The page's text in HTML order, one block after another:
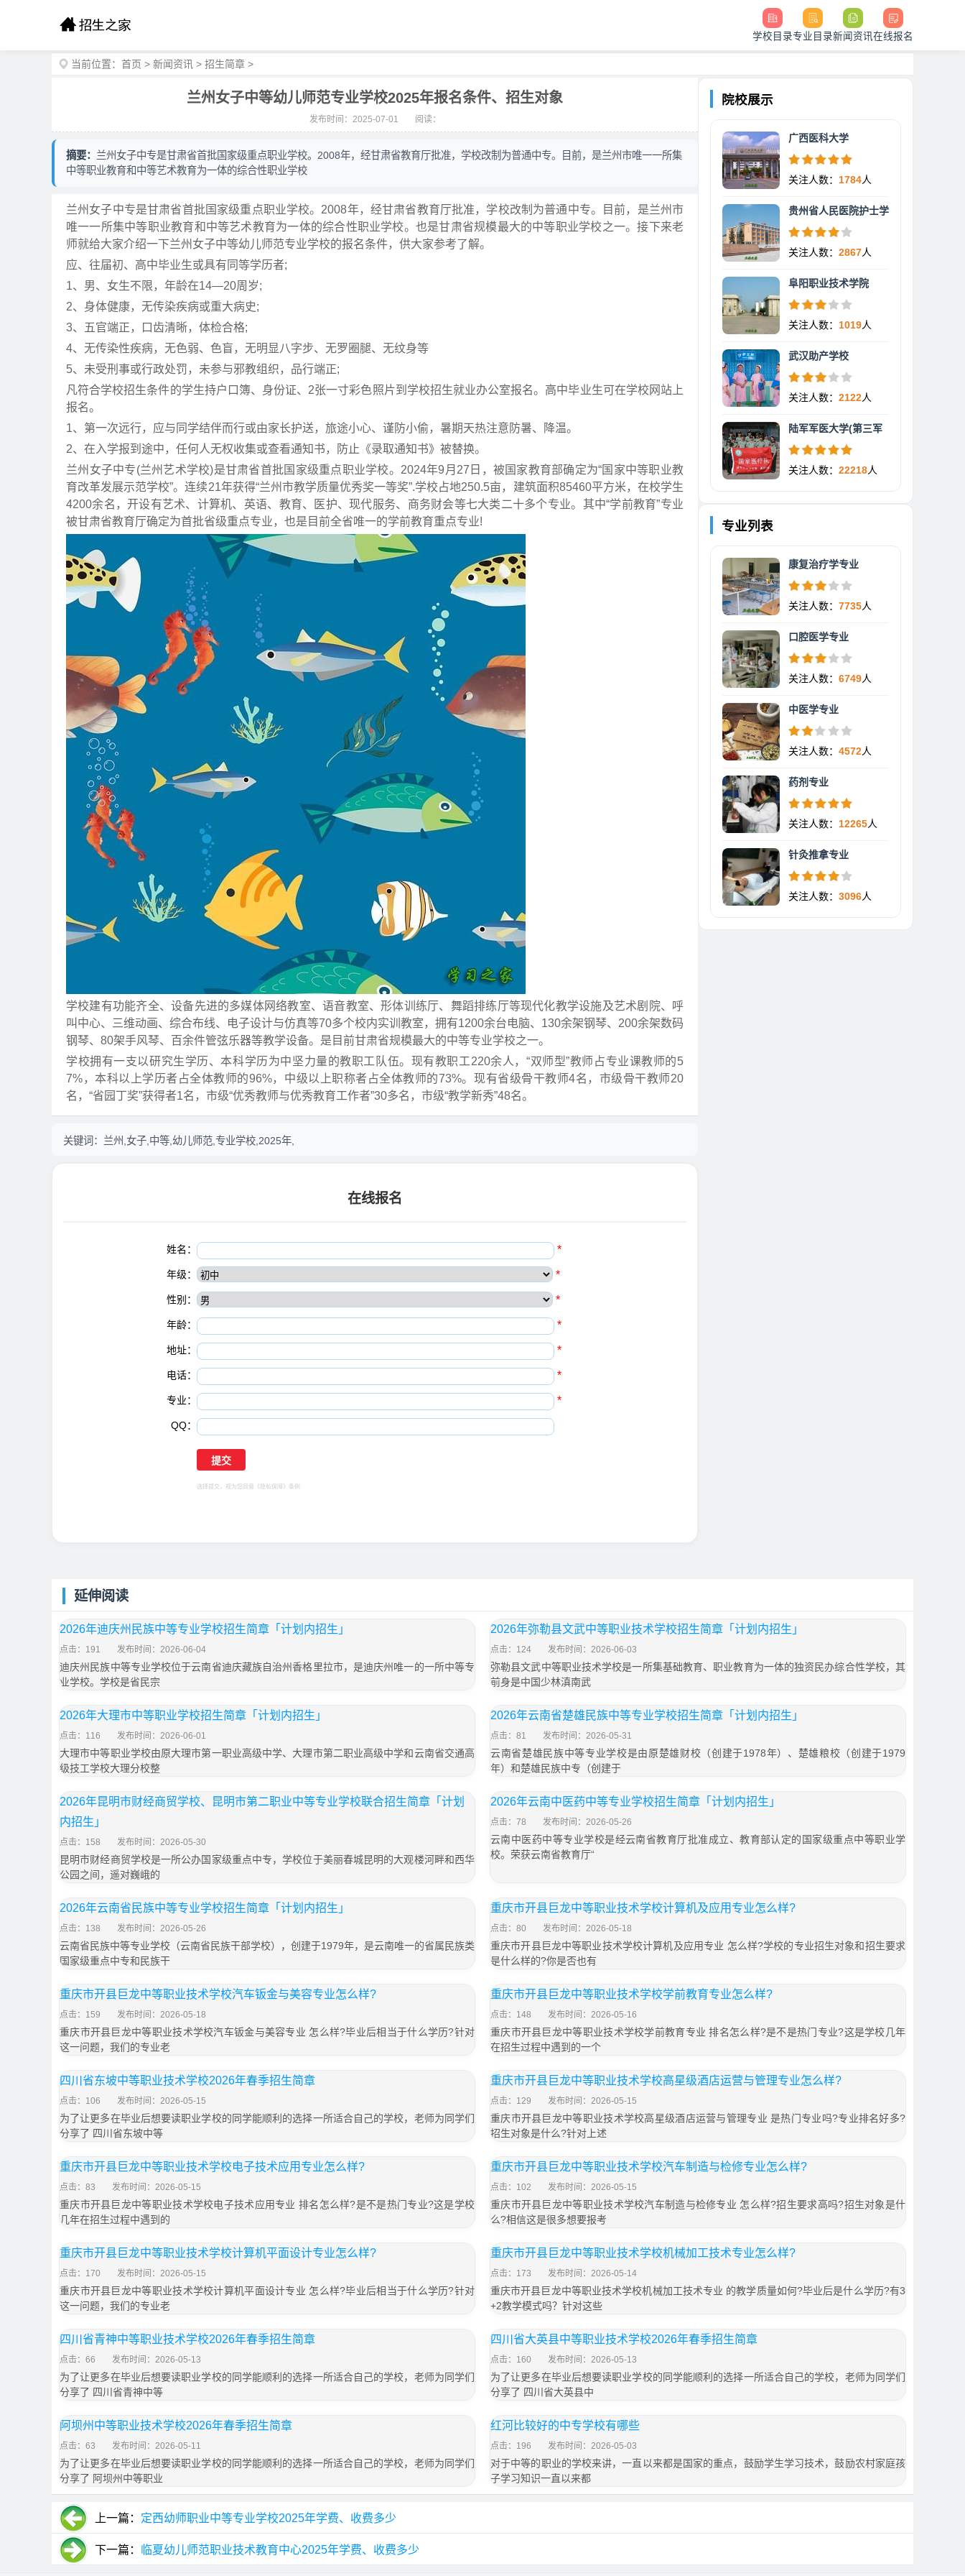
学校目录专业目录新闻资讯在线报名
当前位置： 首页 > 新闻资讯 > 招生简章 >
兰州女子中等幼儿师范专业学校2025年报名条件、招生对象
发布时间：2025-07-01 阅读：
摘要： 兰州女子中专是甘肃省首批国家级重点职业学校。2008年，经甘肃省教育厅批准，学校改制为普通中专。目前，是兰州市唯一一所集
中等职业教育和中等艺术教育为一体的综合性职业学校
兰州女子中专是甘肃省首批国家级重点职业学校。2008年，经甘肃省教育厅批准，学校改制为普通中专。目前，是兰州市
唯一一所集中等职业教育和中等艺术教育为一体的综合性职业学校。也是甘肃省规模最大的中等职业学校之一。接下来老
师就给大家介绍一下兰州女子中等幼儿师范专业学校的报名条件，供大家参考了解。
应、往届初、高中毕业生或具有同等学历者;
1、男、女生不限，年龄在14—20周岁;
2、身体健康，无传染疾病或重大病史;
3、五官端正，口齿清晰，体检合格;
4、无传染性疾病，无色弱、色盲，无明显八字步、无罗圈腿、无纹身等
5、未受刑事或行政处罚，未参与邪教组织，品行端正;
凡符合学校招生条件的学生持户口簿、身份证、2张一寸彩色照片到学校招生就业办公室报名。高中毕业生可在学校网站上
报名。
1、第一次远行，应与同学结伴而行或由家长护送，旅途小心、谨防小偷，暑期天热注意防暑、降温。
2、在入学报到途中，任何人无权收集或查看通知书，防止《录取通知书》被替换。
兰州女子中专(兰州艺术学校)是甘肃省首批国家级重点职业学校。2024年9月27日，被国家教育部确定为“国家中等职业教
育改革发展示范学校”。连续21年获得“兰州市教学质量优秀奖一等奖”.学校占地250.5亩，建筑面积85460平方米，在校学生
4200余名，开设有艺术、计算机、英语、教育、医护、现代服务、商务财会等七大类二十多个专业。其中“学前教育”专业
被甘肃省教育厅确定为首批省级重点专业，也是目前全省唯一的学前教育重点专业!
学校建有功能齐全、设备先进的多媒体网络教室、语音教室、形体训练厅、舞蹈排练厅等现代化教学设施及艺术剧院、呼
叫中心、三维动画、综合布线、电子设计与仿真等70多个校内实训教室，拥有1200余台电脑、130余架钢琴、200余架数码
钢琴、80架手风琴、百余件管弦乐器等教学设备。是目前甘肃省规模最大的中等专业学校之一。
学校拥有一支以研究生学历、本科学历为中坚力量的教职工队伍。现有教职工220余人，“双师型”教师占专业课教师的5
7%，本科以上学历者占全体教师的96%，中级以上职称者占全体教师的73%。现有省级骨干教师4名，市级骨干教师20
名，“省园丁奖”获得者1名，市级“优秀教师与优秀教育工作者”30多名，市级“教学新秀”48名。
关键词： 兰州,女子,中等,幼儿师范,专业学校,2025年,
在线报名
姓名： *
年级： *
性别： *
年龄： *
地址： *
电话： *
专业： *
QQ：
选择提交，视为您同意 《隐私保障》 条例
院校展示
广西医科大学
关注人数： 1784人
贵州省人民医院护士学
关注人数： 2867人
阜阳职业技术学院
关注人数： 1019人
武汉助产学校
关注人数： 2122人
陆军军医大学(第三军
关注人数： 22218人
专业列表
康复治疗学专业
关注人数： 7735人
口腔医学专业
关注人数： 6749人
中医学专业
关注人数： 4572人
药剂专业
关注人数： 12265人
针灸推拿专业
关注人数： 3096人
延伸阅读
2026年迪庆州民族中等专业学校招生简章「计划内招生」
点击：191 发布时间：2026-06-04
迪庆州民族中等专业学校位于云南省迪庆藏族自治州香格里拉市，是迪庆州唯一的一所中等专
业学校。学校是省民宗
2026年弥勒县文武中等职业技术学校招生简章「计划内招生」
点击：124 发布时间：2026-06-03
弥勒县文武中等职业技术学校是一所集基础教育、职业教育为一体的独资民办综合性学校，其
前身是中国少林滇南武
2026年大理市中等职业学校招生简章「计划内招生」
点击：116 发布时间：2026-06-01
大理市中等职业学校由原大理市第一职业高级中学、大理市第二职业高级中学和云南省交通高
级技工学校大理分校整
2026年云南省楚雄民族中等专业学校招生简章「计划内招生」
点击：81 发布时间：2026-05-31
云南省楚雄民族中等专业学校是由原楚雄财校（创建于1978年）、楚雄粮校（创建于1979
年）和楚雄民族中专（创建于
2026年昆明市财经商贸学校、昆明市第二职业中等专业学校联合招生简章「计划
内招生」
点击：158 发布时间：2026-05-30
昆明市财经商贸学校是一所公办国家级重点中专，学校位于美丽春城昆明的大观楼河畔和西华
公园之间，遥对巍峨的
2026年云南中医药中等专业学校招生简章「计划内招生」
点击：78 发布时间：2026-05-26
云南中医药中等专业学校是经云南省教育厅批准成立、教育部认定的国家级重点中等职业学
校。荣获云南省教育厅“
2026年云南省民族中等专业学校招生简章「计划内招生」
点击：138 发布时间：2026-05-26
云南省民族中等专业学校（云南省民族干部学校），创建于1979年，是云南唯一的省属民族类
国家级重点中专和民族干
重庆市开县巨龙中等职业技术学校计算机及应用专业怎么样?
点击：80 发布时间：2026-05-18
重庆市开县巨龙中等职业技术学校计算机及应用专业 怎么样?学校的专业招生对象和招生要求
是什么样的?你是否也有
重庆市开县巨龙中等职业技术学校汽车钣金与美容专业怎么样?
点击：159 发布时间：2026-05-18
重庆市开县巨龙中等职业技术学校汽车钣金与美容专业 怎么样?毕业后相当于什么学历?针对
这一问题，我们的专业老
重庆市开县巨龙中等职业技术学校学前教育专业怎么样?
点击：148 发布时间：2026-05-16
重庆市开县巨龙中等职业技术学校学前教育专业 排名怎么样?是不是热门专业?这是学校几年
在招生过程中遇到的一个
四川省东坡中等职业技术学校2026年春季招生简章
点击：106 发布时间：2026-05-15
为了让更多在毕业后想要读职业学校的同学能顺利的选择一所适合自己的学校，老师为同学们
分享了 四川省东坡中等
重庆市开县巨龙中等职业技术学校高星级酒店运营与管理专业怎么样?
点击：129 发布时间：2026-05-15
重庆市开县巨龙中等职业技术学校高星级酒店运营与管理专业 是热门专业吗?专业排名好多?
招生对象是什么?针对上述
重庆市开县巨龙中等职业技术学校电子技术应用专业怎么样?
点击：83 发布时间：2026-05-15
重庆市开县巨龙中等职业技术学校电子技术应用专业 排名怎么样?是不是热门专业?这是学校
几年在招生过程中遇到的
重庆市开县巨龙中等职业技术学校汽车制造与检修专业怎么样?
点击：102 发布时间：2026-05-15
重庆市开县巨龙中等职业技术学校汽车制造与检修专业 怎么样?招生要求高吗?招生对象是什
么?相信这是很多想要报考
重庆市开县巨龙中等职业技术学校计算机平面设计专业怎么样?
点击：170 发布时间：2026-05-15
重庆市开县巨龙中等职业技术学校计算机平面设计专业 怎么样?毕业后相当于什么学历?针对
这一问题，我们的专业老
重庆市开县巨龙中等职业技术学校机械加工技术专业怎么样?
点击：173 发布时间：2026-05-14
重庆市开县巨龙中等职业技术学校机械加工技术专业 的教学质量如何?毕业后是什么学历?有3
+2教学模式吗？针对这些
四川省青神中等职业技术学校2026年春季招生简章
点击：66 发布时间：2026-05-13
为了让更多在毕业后想要读职业学校的同学能顺利的选择一所适合自己的学校，老师为同学们
分享了 四川省青神中等
四川省大英县中等职业技术学校2026年春季招生简章
点击：160 发布时间：2026-05-13
为了让更多在毕业后想要读职业学校的同学能顺利的选择一所适合自己的学校，老师为同学们
分享了 四川省大英县中
阿坝州中等职业技术学校2026年春季招生简章
点击：63 发布时间：2026-05-11
为了让更多在毕业后想要读职业学校的同学能顺利的选择一所适合自己的学校，老师为同学们
分享了 阿坝州中等职业
红河比较好的中专学校有哪些
点击：196 发布时间：2026-05-03
对于中等的职业的学校来讲，一直以来都是国家的重点，鼓励学生学习技术，鼓励农村家庭孩
子学习知识一直以来都
上一篇： 定西幼师职业中等专业学校2025年学费、收费多少
下一篇： 临夏幼儿师范职业技术教育中心2025年学费、收费多少